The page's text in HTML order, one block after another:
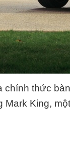
chính thức
Mark King,